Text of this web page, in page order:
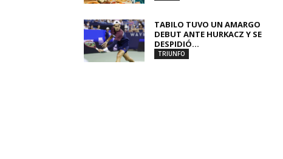
TABILO TUVO UN AMARGO
DEBUT ANTE HURKACZ Y SE
DESPIDIÓ...
TRIUNFO